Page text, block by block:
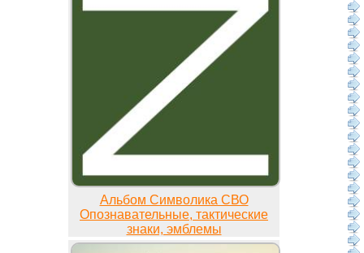
Альбом Символика СВО
Опознавательные, тактические
знаки, эмблемы